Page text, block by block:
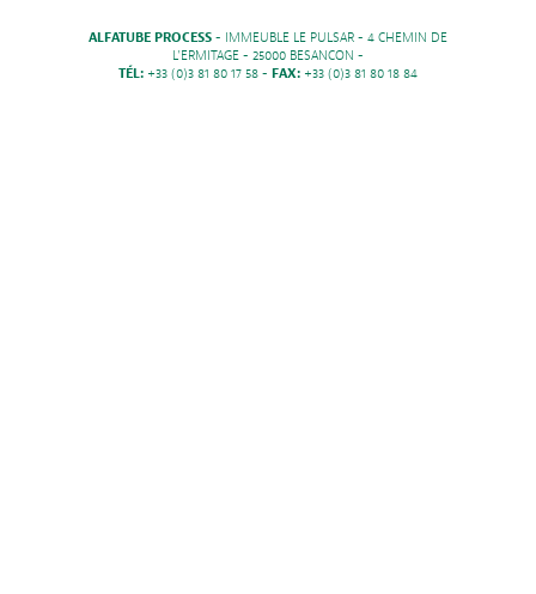
ALFATUBE PROCESS - IMMEUBLE LE PULSAR - 4 CHEMIN DE
L'ERMITAGE - 25000 BESANCON -
TÉL: +33 (0)3 81 80 17 58 - FAX: +33 (0)3 81 80 18 84